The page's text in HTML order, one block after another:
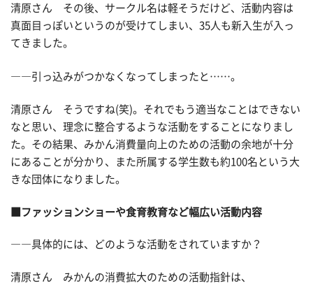
清原さん その後、サークル名は軽そうだけど、活動内容は
真面目っぽいというのが受けてしまい、35人も新入生が入っ
てきました。
――引っ込みがつかなくなってしまったと……。
清原さん そうですね(笑)。それでもう適当なことはできない
なと思い、理念に整合するような活動をすることになりまし
た。その結果、みかん消費量向上のための活動の余地が十分
にあることが分かり、また所属する学生数も約100名という大
きな団体になりました。
■ファッションショーや食育教育など幅広い活動内容
――具体的には、どのような活動をされていますか？
清原さん みかんの消費拡大のための活動指針は、